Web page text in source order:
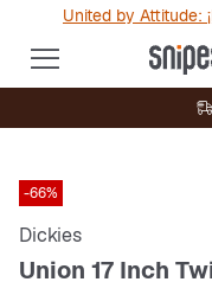
United by Attitude:
-66%
Dickies
Union 17 Inch